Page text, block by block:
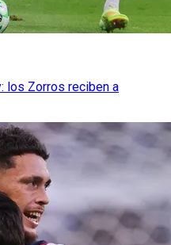
los Zorros reciben a